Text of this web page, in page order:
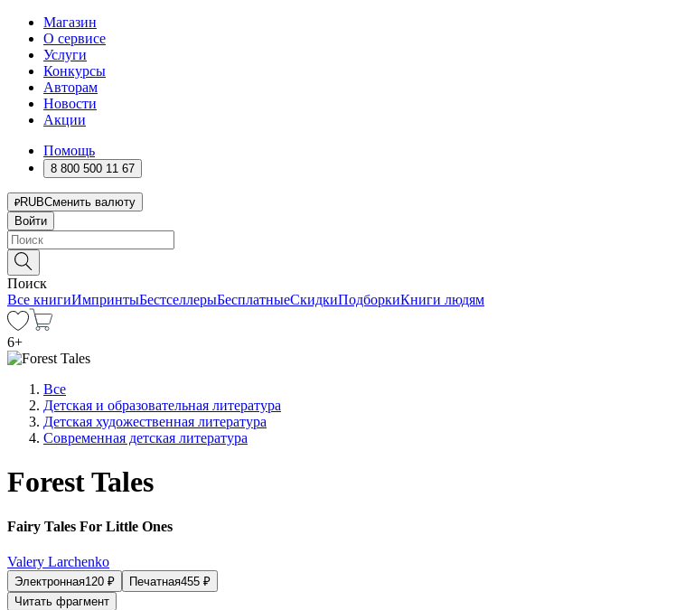
Магазин
О сервисе
Услуги
Конкурсы
Авторам
Новости
Акции
Помощь
8 800 500 11 67
RUBСменить валюту
Войти
Поиск
Все книгиИмпринтыБестселлерыБесплатныеСкидкиПодборкиКниги людям
6+
Все
Детская и образовательная литература
Детская художественная литература
Современная детская литература
Forest Tales
Fairy Tales For Little Ones
Valery Larchenko
Электронная120 ₽ Печатная455 ₽
Читать фрагмент